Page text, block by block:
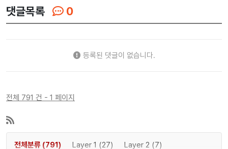
댓글목록 0
등록된 댓글이 없습니다.
전체 791 건 - 1 페이지
전체분류 (791) Layer 1 (27)
Layer 2 (7)